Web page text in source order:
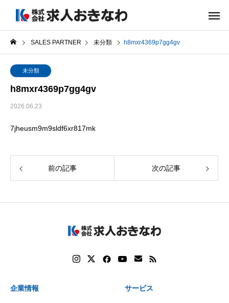
SALES PARTNER 未分類 h8mxr4369p7gg4gv
未分類
h8mxr4369p7gg4gv
2026.06.23
7jheusm9m9sldf6xr817mk
前の記事 次の記事
企業情報 サービス